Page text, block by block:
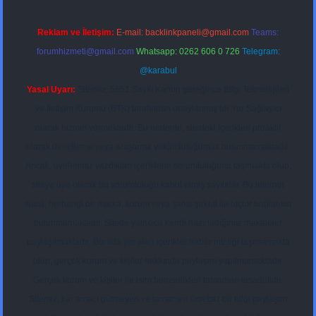
Reklam ve İletişim: E-mail: backlinkpaneli@gmail.com Teams:
forumhizmeti@gmail.com Whatsapp: 0262 606 0 726 Telegram:
@karabul
Yasal Uyarı: